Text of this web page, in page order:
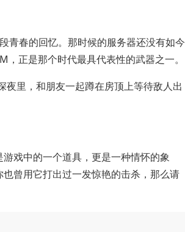
青春的回忆。那时候的服务器还没有如今
，正是那个时代最具代表性的武器之一。
夜里，和朋友一起蹲在房顶上等待敌人出
戏中的一个道具，更是一种情怀的象
曾用它打出过一发惊艳的击杀，那么请